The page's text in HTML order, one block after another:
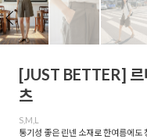
[JUST BETTER] 르
츠
S,M,L
통기성 좋은 린넨 소재로 한여름에